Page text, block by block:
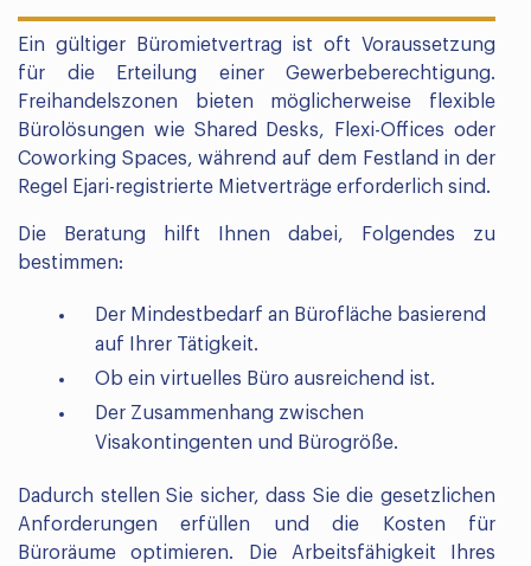
Ein gültiger Büromietvertrag ist oft Voraussetzung
für die Erteilung einer Gewerbeberechtigung.
Freihandelszonen bieten möglicherweise flexible
Bürolösungen wie Shared Desks, Flexi-Offices oder
Coworking Spaces, während auf dem Festland in der
Regel Ejari-registrierte Mietverträge erforderlich sind.
Die Beratung hilft Ihnen dabei, Folgendes zu
bestimmen:
Der Mindestbedarf an Bürofläche basierend
auf Ihrer Tätigkeit.
Ob ein virtuelles Büro ausreichend ist.
Der Zusammenhang zwischen
Visakontingenten und Bürogröße.
Dadurch stellen Sie sicher, dass Sie die gesetzlichen
Anforderungen erfüllen und die Kosten für
Büroräume optimieren. Die Arbeitsfähigkeit Ihres